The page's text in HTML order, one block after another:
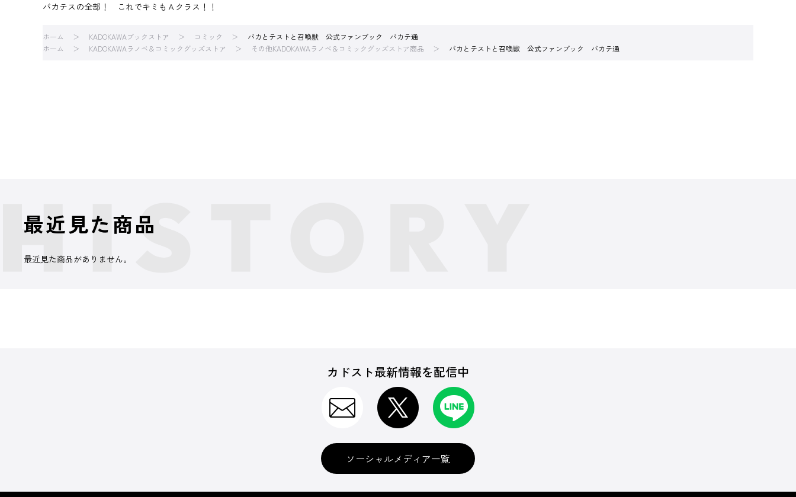
バカテスの全部！ これでキミもＡクラス！！
ホーム KADOKAWAブックストア コミック
バカとテストと召喚獣 公式ファンブック バカテ通
ホーム
KADOKAWAラノベ＆コミックグッズストア その他KADOKAWAラノベ＆コミックグッズストア商品 バカとテストと召喚獣 公式ファンブック バカテ通
最近見た商品
最近見た商品がありません。
カドスト最新情報を配信中
ソーシャルメディア一覧